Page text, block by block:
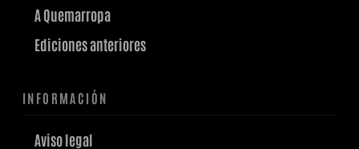
A Quemarropa
Ediciones anteriores
INFORMACIÓN
Aviso legal